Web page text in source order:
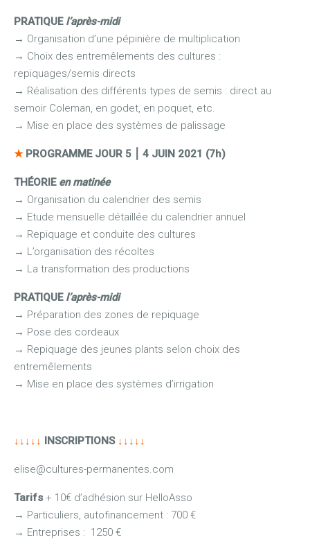
PRATIQUE l’après-midi
→ Organisation d’une pépinière de multiplication
→ Choix des entremêlements des cultures :
repiquages/semis directs
→ Réalisation des différents types de semis : direct au
semoir Coleman, en godet, en poquet, etc.
→ Mise en place des systèmes de palissage
★PROGRAMME JOUR 5 4 JUIN 2021 (7h)
THÉORIE en matinée
→ Organisation du calendrier des semis
→ Etude mensuelle détaillée du calendrier annuel
→ Repiquage et conduite des cultures
→ L’organisation des récoltes
→ La transformation des productions
PRATIQUE l’après-midi
→ Préparation des zones de repiquage
→ Pose des cordeaux
→ Repiquage des jeunes plants selon choix des
entremêlements
→ Mise en place des systèmes d’irrigation
↓↓↓↓↓ INSCRIPTIONS↓↓↓↓↓
elise@cultures-permanentes.com
Tarifs + 10€ d’adhésion sur HelloAsso
→ Particuliers, autofinancement : 700 €
→ Entreprises : 1250 €